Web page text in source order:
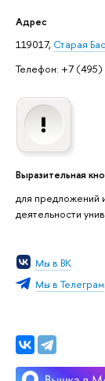
Адрес
119017, Старая
Телефон: +7 (495)
Выразительная
для предложений
деятельности
Мы в ВК
Мы в Телеграм